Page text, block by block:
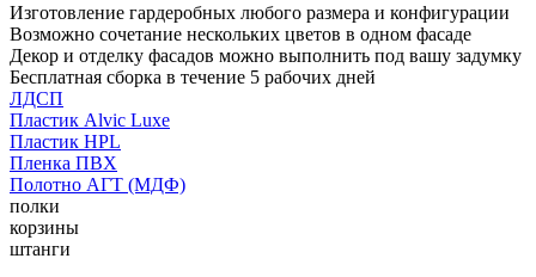
Изготовление гардеробных любого размера и конфигурации
Возможно сочетание нескольких цветов в одном фасаде
Декор и отделку фасадов можно выполнить под вашу задумку
Бесплатная сборка в течение 5 рабочих дней
ЛДСП
Пластик Alvic Luxe
Пластик HPL
Пленка ПВХ
Полотно АГТ (МДФ)
полки
корзины
штанги